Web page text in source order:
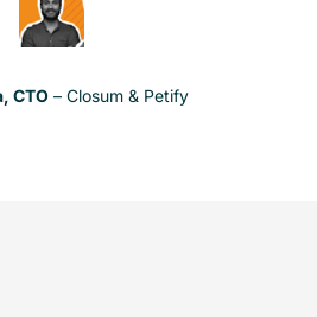
CTO– Closum & Petify